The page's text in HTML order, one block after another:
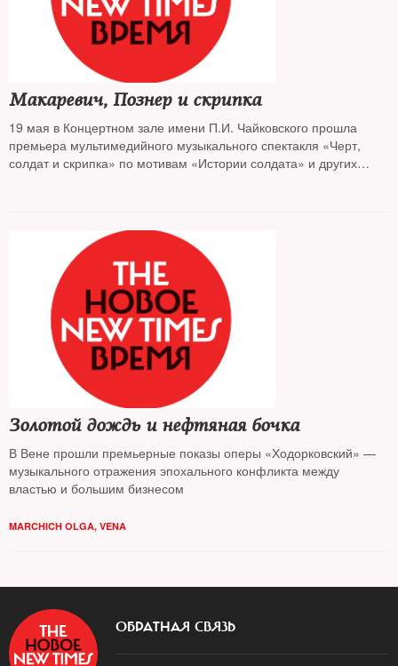
Макаревич, Познер и скрипка
19 мая в Концертном зале имени П.И. Чайковского прошла
премьера мультимедийного музыкального спектакля «Черт,
солдат и скрипка» по мотивам «Истории солдата» и других
Золотой дождь и нефтяная бочка
В Вене прошли премьерные показы оперы «Ходорковский» —
музыкального отражения эпохального конфликта между
властью и большим бизнесом
MARCHICH OLGA, VENA
ОБРАТНАЯ СВЯЗЬ